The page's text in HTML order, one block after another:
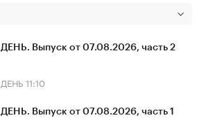
ДЕНЬ. Выпуск от 07.08.2026, часть 2
ДЕНЬ 11:10
ДЕНЬ. Выпуск от 07.08.2026, часть 1